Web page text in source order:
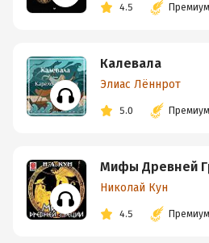
4.5 Премиум
Калевала
Элиас Лённрот
5.0 Премиум
Мифы Древней
Николай Кун
4.5 Премиум